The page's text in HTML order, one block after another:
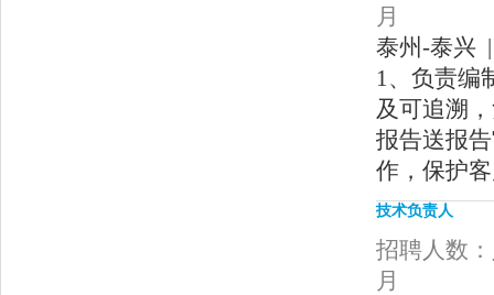
月
泰州-泰兴
1、负责编
及可追溯
报告送报
作，保护
技术负责人
招聘人数
月